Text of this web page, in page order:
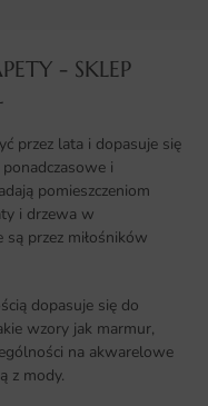
- SKLEP
przez lata i dopasuje się
i
pomieszczeniom
i drzewa w
przez miłośników
dopasuje się do
wzory jak marmur,
na akwarelowe
z mody.